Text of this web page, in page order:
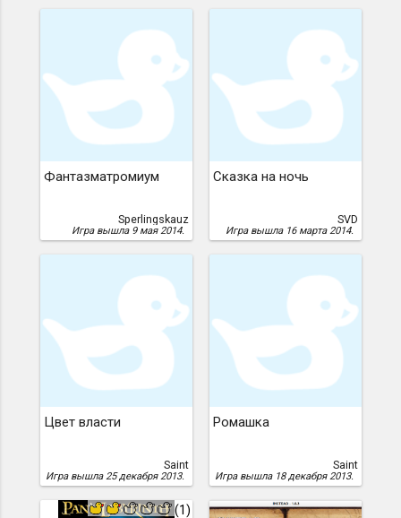
Фантазматромиум
Sperlingskauz
Игра вышла 9 мая 2014.
Сказка на ночь
SVD
Игра вышла 16 марта 2014.
Цвет власти
Saint
Игра вышла 25 декабря 2013.
Ромашка
Saint
Игра вышла 18 декабря 2013.
(1)